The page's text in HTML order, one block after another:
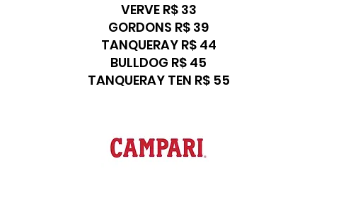
VERVE R$ 33
GORDONS R$ 39
TANQUERAY R$ 44
BULLDOG R$ 45
TANQUERAY TEN R$ 55